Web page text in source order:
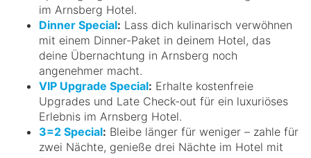
im Arnsberg Hotel.
Dinner Special: Lass dich kulinarisch verwöhnen
mit einem Dinner-Paket in deinem Hotel, das
deine Übernachtung in Arnsberg noch
angenehmer macht.
VIP Upgrade Special: Erhalte kostenfreie
Upgrades und Late Check-out für ein luxuriöses
Erlebnis im Arnsberg Hotel.
3=2 Special: Bleibe länger für weniger – zahle für
zwei Nächte, genieße drei Nächte im Hotel mit